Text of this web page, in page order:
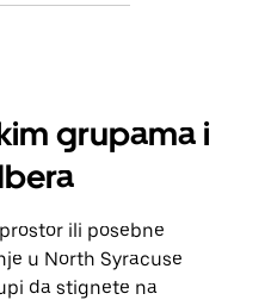
grupama i
ili posebne
u North Syracuse
da stignete na